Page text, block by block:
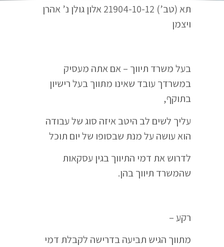
תא (טב’) 21904-10-12 אלון גולן נ’ אהרן
ויצמן
בעל משרד תיווך – אם אתה מעסיק
במשרדך עובד שאינו מתווך בעל רישיון
בתוקף,
עליך לשים לב היטב איזה סוג של עבודה
הוא עושה על מנת שבסופו של יום תוכל
לדרוש את דמי התיווך בגין עסקאות
שהמשרד תיווך בהן.
רקע –
מתווך הגיש תביעה בדרישה לקבלת דמי